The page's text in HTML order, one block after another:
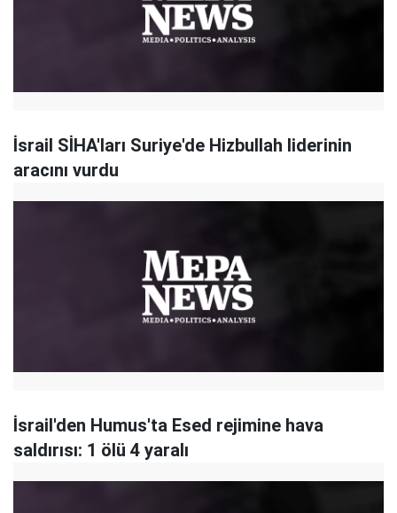
İsrail SİHA'ları Suriye'de Hizbullah liderinin
aracını vurdu
İsrail'den Humus'ta Esed rejimine hava
saldırısı: 1 ölü 4 yaralı